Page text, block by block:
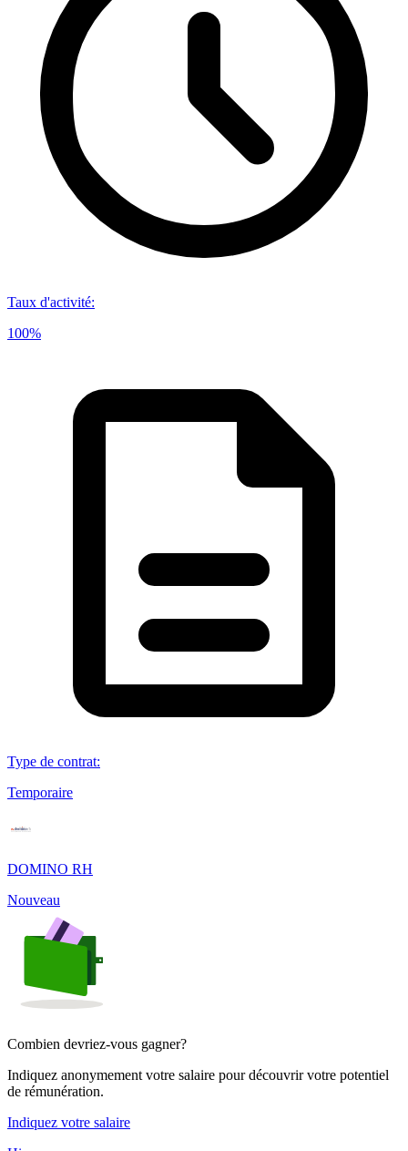
Taux d'activité:
100%
Type de contrat:
Temporaire
DOMINO RH
Nouveau
Combien devriez-vous gagner?
Indiquez anonymement votre salaire pour découvrir votre potentiel
de rémunération.
Indiquez votre salaire